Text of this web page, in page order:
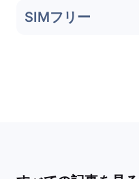
SIMフリー